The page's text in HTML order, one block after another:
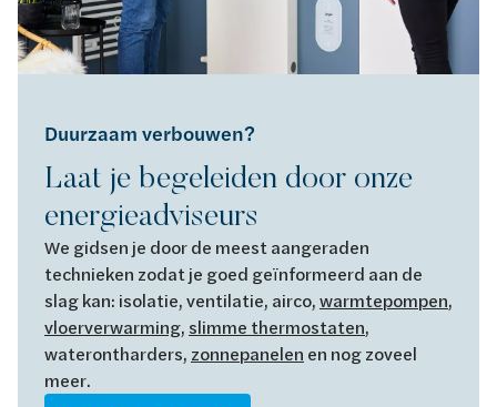
Duurzaam verbouwen?
Laat je begeleiden door onze
energieadviseurs
We gidsen je door de meest aangeraden
technieken zodat je goed geïnformeerd aan de
slag kan: isolatie, ventilatie, airco,warmtepompen,
vloerverwarming, slimme thermostaten,
waterontharders, zonnepanelen en nog zoveel
meer.